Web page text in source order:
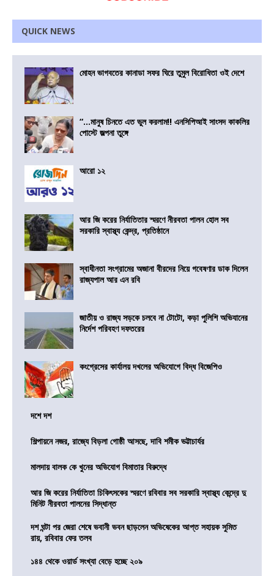
QUICK NEWS
মোহন ভাগবতের কানাডা সফর ঘিরে তুমুল বিরোধিতা ওই দেশে
“…মানুষ চিনতে এত ভুল করলাম!! এনসিপিআই সাংসদ কাকলির
পোস্টে জল্পনা তুঙ্গে
আরো ১২
আর জি করের নির্যাতিতার স্মরণে নীরবতা পালন হোল সব
সরকারি স্বাস্থ্য কেন্দ্র, প্রতিষ্ঠানে
স্বাধীনতা সংগ্রামের অজানা বীরদের নিয়ে গবেষণার ডাক দিলেন
রাজ্যপাল আর এন রবি
জাতীয় ও রাজ্য সড়কে চলবে না টোটো, কড়া পুলিশি অভিযানের
নির্দেশ পরিবহণ দফতরের
কংগ্রেসের কার্যালয় দখলের অভিযোগে বিদ্ধ বিজেপিও
দশে দশ
শিল্পায়নে নজর, রাজ্যে বিড়লা গোষ্ঠী আসছে, দাবি শমীক ভট্টাচার্যর
মালদায় বালক কে খুনের অভিযোগ বিমাতার বিরুদ্ধে
আর জি করের নির্যাতিতা চিকিৎসকের স্মরণে রবিবার সব সরকারি স্বাস্থ্য কেন্দ্রে দু
মিনিট নীরবতা পালনের সিদ্ধান্ত
দশ ঘন্টা পর জেরা শেষে ভবানী ভবন ছাড়লেন অভিষেকের আপ্ত সহায়ক সুমিত
রায়, রবিবার ফের তলব
১৪৪ থেকে ওয়ার্ড সংখ্যা বেড়ে হচ্ছে ২০৯